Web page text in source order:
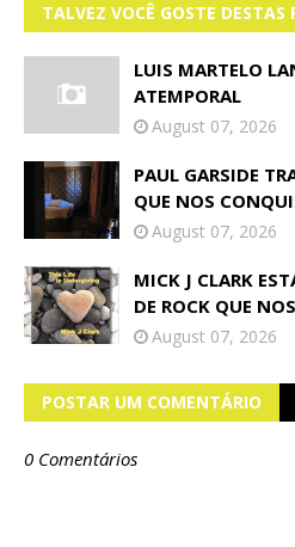
TALVEZ VOCÊ GOSTE DESTAS
LUIS MARTELO
ATEMPORAL
August 07, 2026
PAUL GARSIDE
QUE NOS
August 07, 2026
MICK J CLARK
DE ROCK QUE
August 07, 2026
POSTAR UM COMENTÁRIO
0 Comentários